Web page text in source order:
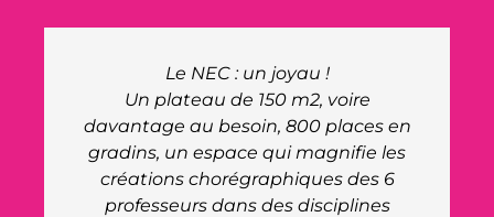
Le site du NEC nous a offert à nous
organisation, ainsi qu'aux artistes un
très bel accueil.
La venue du Maire pour rencontrer
nos artistes a été très appréciée,
merci à lui de l'intérêt qu'il nous a